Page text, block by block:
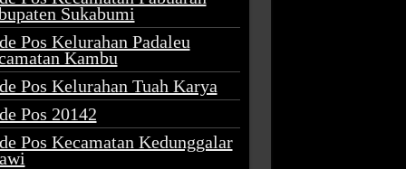
Sukabumi
Pos Kelurahan Padaleu
Kambu
Pos Kelurahan Tuah Karya
Pos 20142
Pos Kecamatan Kedunggalar